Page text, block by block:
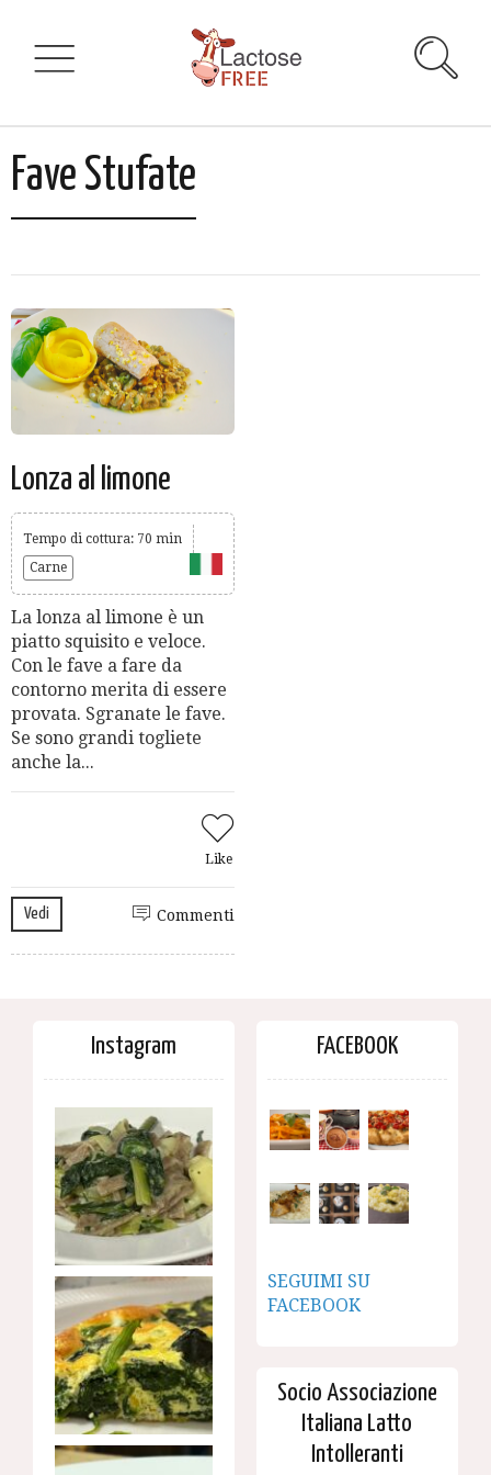
Fave Stufate
Lonza al limone
Tempo di cottura: 70 min
Carne
La lonza al limone è un
piatto squisito e veloce.
Con le fave a fare da
contorno merita di essere
provata. Sgranate le fave.
Se sono grandi togliete
anche la...
Like
Vedi Commenti
Instagram FACEBOOK
SEGUIMI SU
FACEBOOK
Socio Associazione
Italiana Latto
Intolleranti